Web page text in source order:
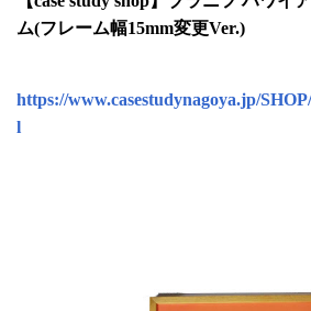
ム(フレーム幅15mm変更Ver.)
https://www.casestudynagoya.jp/
l